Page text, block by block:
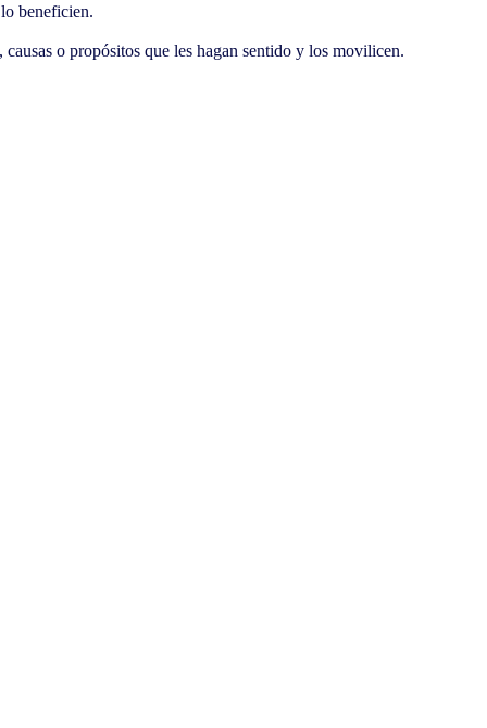
beneficien.
o propósitos que les hagan sentido y los movilicen.